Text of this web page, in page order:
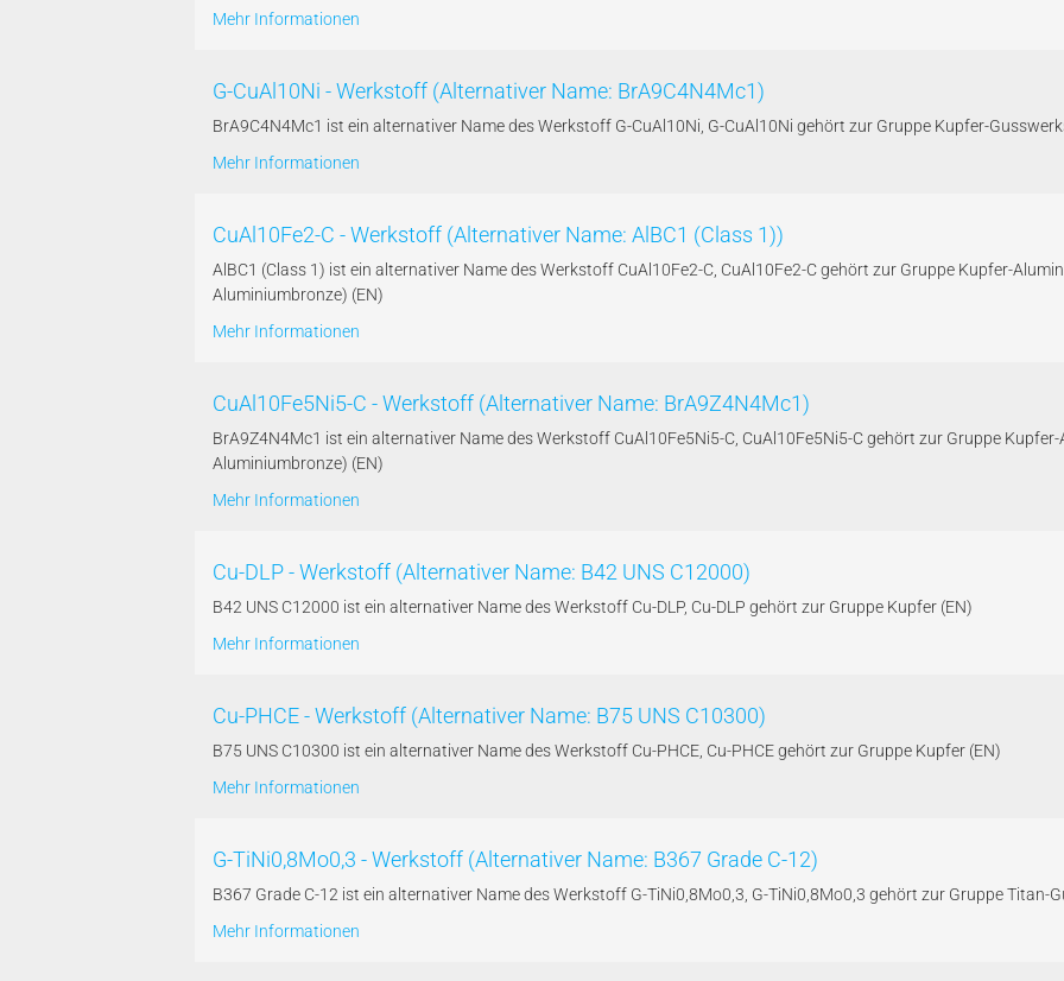
Mehr Informationen
G-CuAl10Ni - Werkstoff (Alternativer Name: BrA9C4N4Mc1)
BrA9C4N4Mc1 ist ein alternativer Name des Werkstoff G-CuAl10Ni, G-CuAl10Ni gehört zur Gruppe Kupfer-
Mehr Informationen
CuAl10Fe2-C - Werkstoff (Alternativer Name: AlBC1 (Class 1))
AlBC1 (Class 1) ist ein alternativer Name des Werkstoff CuAl10Fe2-C, CuAl10Fe2-C gehört zur Gruppe Kupfer-
Aluminiumbronze) (EN)
Mehr Informationen
CuAl10Fe5Ni5-C - Werkstoff (Alternativer Name: BrA9Z4N4Mc1)
BrA9Z4N4Mc1 ist ein alternativer Name des Werkstoff CuAl10Fe5Ni5-C, CuAl10Fe5Ni5-C gehört zur Gruppe
Aluminiumbronze) (EN)
Mehr Informationen
Cu-DLP - Werkstoff (Alternativer Name: B42 UNS C12000)
B42 UNS C12000 ist ein alternativer Name des Werkstoff Cu-DLP, Cu-DLP gehört zur Gruppe Kupfer (EN)
Mehr Informationen
Cu-PHCE - Werkstoff (Alternativer Name: B75 UNS C10300)
B75 UNS C10300 ist ein alternativer Name des Werkstoff Cu-PHCE, Cu-PHCE gehört zur Gruppe Kupfer (EN)
Mehr Informationen
G-TiNi0,8Mo0,3 - Werkstoff (Alternativer Name: B367 Grade C-12)
B367 Grade C-12 ist ein alternativer Name des Werkstoff G-TiNi0,8Mo0,3, G-TiNi0,8Mo0,3 gehört zur Gruppe Titan-
Mehr Informationen